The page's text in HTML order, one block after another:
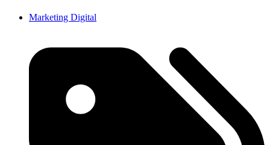
Marketing Digital